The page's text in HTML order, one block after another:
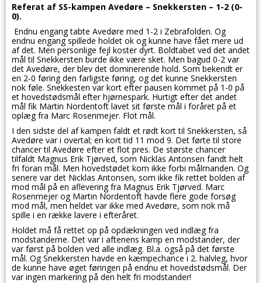
Referat af SS-kampen Avedøre – Snekkersten – 1-2 (0-
0).
Endnu engang tabte Avedøre med 1-2 i Zebrafolden. Og
endnu engang spillede holdet ok og kunne have fået mere ud
af det. Men personlige fejl koster dyrt. Boldtabet ved det andet
mål til Snekkersten burde ikke være sket. Men bagud 0-2 var
det Avedøre, der blev det dominerende hold. Som bekendt er
en 2-0 føring den farligste føring, og det kunne Snekkersten
nok føle. Snekkesten var kort efter pausen kommet på 1-0 på
et hovedstødsmål efter hjørnespark. Hurtigt efter det andet
mål fik Martin Nordentoft lavet sit første mål i foråret på et
oplæg fra Marc Rosenmejer. Flot mål.
I den sidste del af kampen faldt et rødt kort til Snekkersten, så
Avedøre var i overtal; en kort tid 11 mod 9. Det førte til store
chancer til Avedøre efter et flot pres. De største chancer
tilfaldt Magnus Erik Tjørved, som Nicklas Antonsen fandt helt
fri foran mål. Men hovedstødet kom ikke forbi målmanden. Og
senere var det Nicklas Antonsen, som ikke fik rettet bolden af
mod mål på en aflevering fra Magnus Erik Tjørved. Marc
Rosenmejer og Martin Nordentoft havde flere gode forsøg
mod mål, men heldet var ikke med Avedøre, som nok må
spille i en række lavere i efteråret.
Holdet må få rettet op på opdækningen ved indlæg fra
modstanderne. Det var i aftenens kamp en modstander, der
var først på bolden ved alle indlæg. Bl.a. også på det første
mål. Og Snekkersten havde en kæmpechance i 2. halvleg, hvor
de kunne have øget føringen på endnu et hovedstødsmål. Der
var ingen markering på den helt fri modstander!